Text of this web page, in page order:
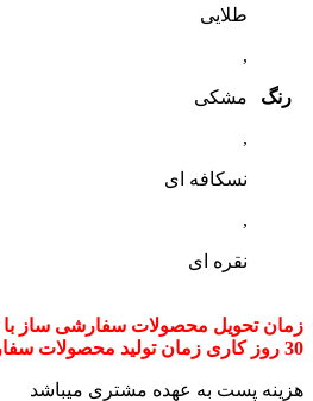
رنگ
طلایی
,
مشکی
,
نسکافه ای
,
نقره ای
30 روز کاری زمان تولید محصولات سفارشی میباشد
هزینه پست به عهده مشتری میباشد